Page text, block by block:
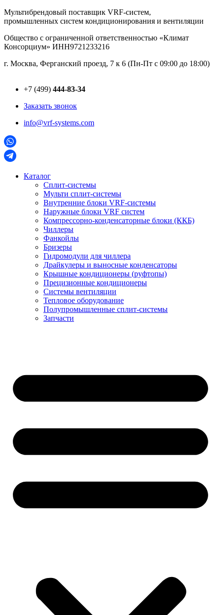
Перейти
к
Мультибрендовый поставщик VRF-cистем,
промышленных систем кондиционирования и вентиляции
Общество с ограниченной ответственностью «Климат
Консорциум» ИНН9721233216
г. Москва, Ферганский проезд, 7 к 6 (Пн-Пт с 09:00 до 18:00)
+7 (499) 444-83-34
Заказать звонок
info@vrf-systems.com
Каталог
Сплит-системы
Мульти сплит-системы
Внутренние блоки VRF-cистемы
Наружные блоки VRF cистем
Компрессорно-конденсаторные блоки (ККБ)
Чиллеры
Фанкойлы
Бризеры
Гидромодули для чиллера
Драйкулеры и выносные конденсаторы
Крышные кондиционеры (руфтопы)
Прецизионные кондиционеры
Системы вентиляции
Тепловое оборудование
Полупромышленные сплит-системы
Запчасти